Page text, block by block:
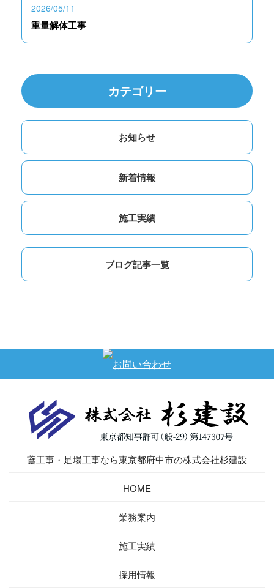
2026/05/11
重量解体工事
カテゴリー
お知らせ
新着情報
施工実績
ブログ記事一覧
鳶工事・足場工事なら東京都府中市の株式会社杉建設
HOME
業務案内
施工実績
採用情報